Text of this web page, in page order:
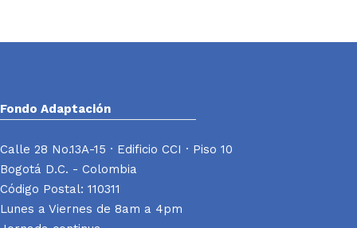
Fondo Adaptación
Calle 28 No.13A-15 · Edificio CCI · Piso 10
Bogotá D.C. - Colombia
Código Postal: 110311
Lunes a Viernes de 8am a 4pm